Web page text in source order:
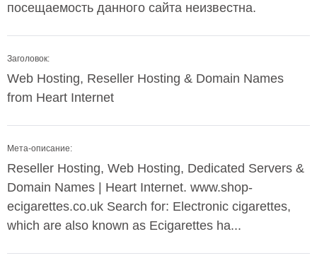
посещаемость данного сайта неизвестна.
Заголовок:
Web Hosting, Reseller Hosting & Domain Names
from Heart Internet
Мета-описание:
Reseller Hosting, Web Hosting, Dedicated Servers &
Domain Names | Heart Internet. www.shop-
ecigarettes.co.uk Search for: Electronic cigarettes,
which are also known as Ecigarettes ha...